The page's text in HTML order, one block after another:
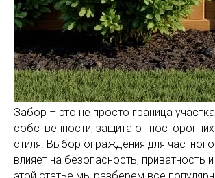
Забор – это не просто граница
собственности, защита от
стиля. Выбор ограждения для
влияет на безопасность, приватность